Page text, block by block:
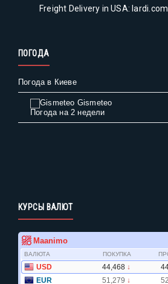
Freight Delivery in USA: lardi.com
ПОГОДА
Погода в Киеве
Gismeteo
Погода на 2 недели
КУРСЫ ВАЛЮТ